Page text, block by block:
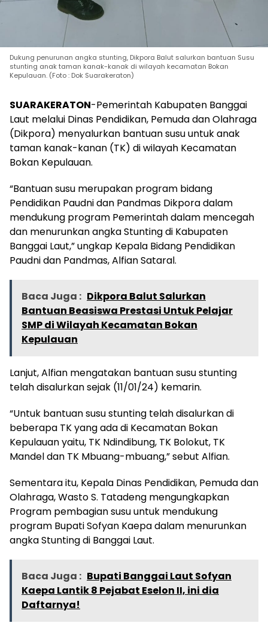
Dukung penurunan angka stunting, Dikpora Balut salurkan bantuan Susu
stunting anak taman kanak-kanak di wilayah kecamatan Bokan
Kepulauan. (Foto : Dok Suarakeraton)
SUARAKERATON-Pemerintah Kabupaten Banggai
Laut melalui Dinas Pendidikan, Pemuda dan Olahraga
(Dikpora) menyalurkan bantuan susu untuk anak
taman kanak-kanan (TK) di wilayah Kecamatan
Bokan Kepulauan.
“Bantuan susu merupakan program bidang
Pendidikan Paudni dan Pandmas Dikpora dalam
mendukung program Pemerintah dalam mencegah
dan menurunkan angka Stunting di Kabupaten
Banggai Laut,” ungkap Kepala Bidang Pendidikan
Paudni dan Pandmas, Alfian Sataral.
Baca Juga : Dikpora Balut Salurkan
Bantuan Beasiswa Prestasi Untuk Pelajar
SMP di Wilayah Kecamatan Bokan
Kepulauan
Lanjut, Alfian mengatakan bantuan susu stunting
telah disalurkan sejak (11/01/24) kemarin.
“Untuk bantuan susu stunting telah disalurkan di
beberapa TK yang ada di Kecamatan Bokan
Kepulauan yaitu, TK Ndindibung, TK Bolokut, TK
Mandel dan TK Mbuang-mbuang,” sebut Alfian.
Sementara itu, Kepala Dinas Pendidikan, Pemuda dan
Olahraga, Wasto S. Tatadeng mengungkapkan
Program pembagian susu untuk mendukung
program Bupati Sofyan Kaepa dalam menurunkan
angka Stunting di Banggai Laut.
Baca Juga : Bupati Banggai Laut Sofyan
Kaepa Lantik 8 Pejabat Eselon II, ini dia
Daftarnya!